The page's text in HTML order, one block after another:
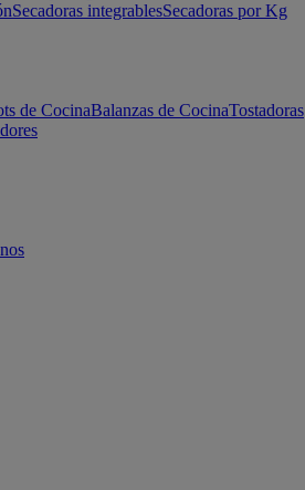
Secadoras integrablesSecadoras por Kg
de CocinaBalanzas de CocinaTostadoras